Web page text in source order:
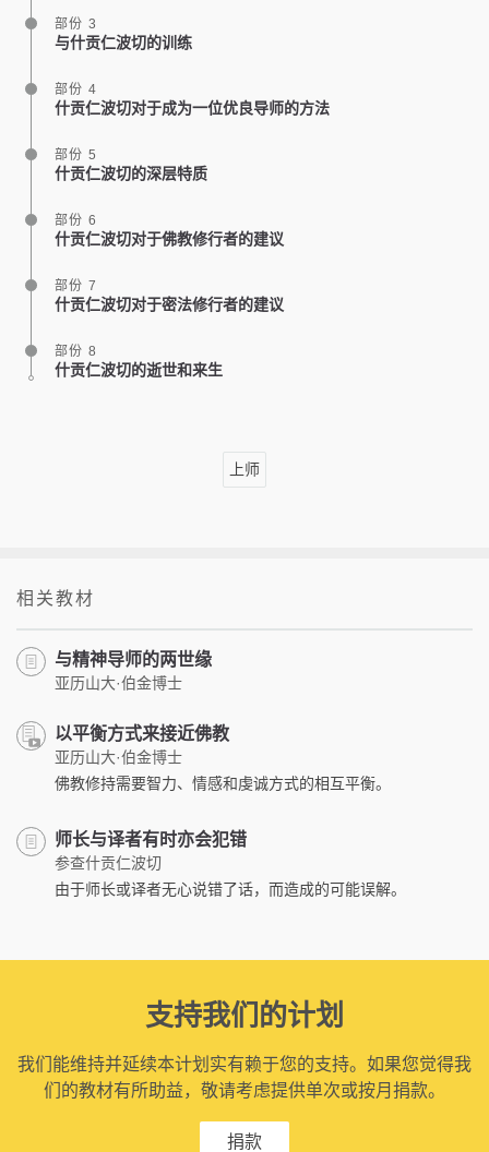
部份 3
与什贡仁波切的训练
部份 4
什贡仁波切对于成为一位优良导师的方法
部份 5
什贡仁波切的深层特质
部份 6
什贡仁波切对于佛教修行者的建议
部份 7
什贡仁波切对于密法修行者的建议
部份 8
什贡仁波切的逝世和来生
上师
相关教材
与精神导师的两世缘
亚历山大·伯金博士
以平衡方式来接近佛教
亚历山大·伯金博士
佛教修持需要智力、情感和虔诚方式的相互平衡。
师长与译者有时亦会犯错
参查什贡仁波切
由于师长或译者无心说错了话，而造成的可能误解。
支持我们的计划
我们能维持并延续本计划实有赖于您的支持。如果您觉得我
们的教材有所助益，敬请考虑提供单次或按月捐款。
捐款